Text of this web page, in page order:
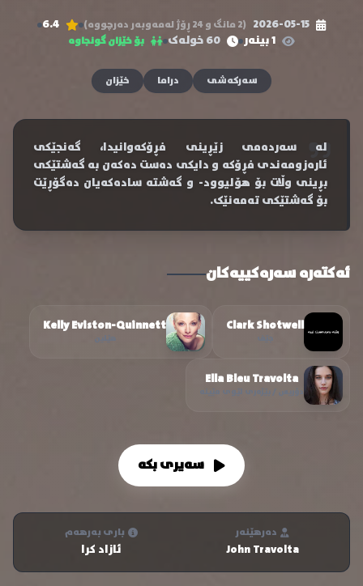
2026-05-15 (2 مانگ و 24 ڕۆژ لەمەوبەر دەرچووە)
6.4
1 بینەر
60 خولەک بۆ خێزان گونجاوە
سەرکەشی دراما خێزان
لە سەردەمی زێڕینی فڕۆکەوانیدا، گەنجێکی
ئارەزومەندی فڕۆکە و دایکی دەست دەکەن بە گەشتێکی
بڕینی وڵات بۆ هۆلیوود- و گەشتە سادەکەیان دەگۆڕێت
بۆ گەشتێکی تەمەنێک.
ئەکتەرە سەرەکییەکان
Clark Shotwell
Kelly Eviston-Quinnett
Ella Bleu Travolta
سەیری بکە
دەرهێنەر
John Travolta
باری بەرهەم
ئازاد کرا